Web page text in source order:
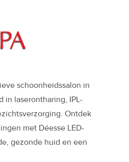
schoonheidssalon in
in laserontharing, IPL-
Ontdek
met Déesse LED-
gezonde huid en een